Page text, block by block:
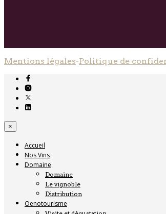
Mentions légales-Politique de
×
Accueil
Nos Vins
Domaine
Domaine
Le vignoble
Distribution
Oenotourisme